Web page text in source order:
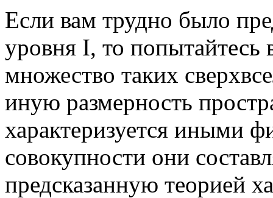
Если вам трудно было
уровня I, то попытайтесь
множество таких
иную размерность
характеризуется иными
совокупности они
предсказанную теорией